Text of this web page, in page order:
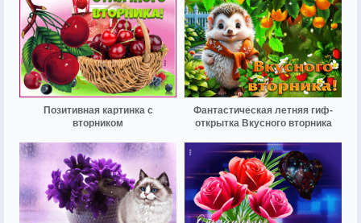
Позитивная картинка с
вторником
Фантастическая летняя гиф-
открытка Вкусного вторника